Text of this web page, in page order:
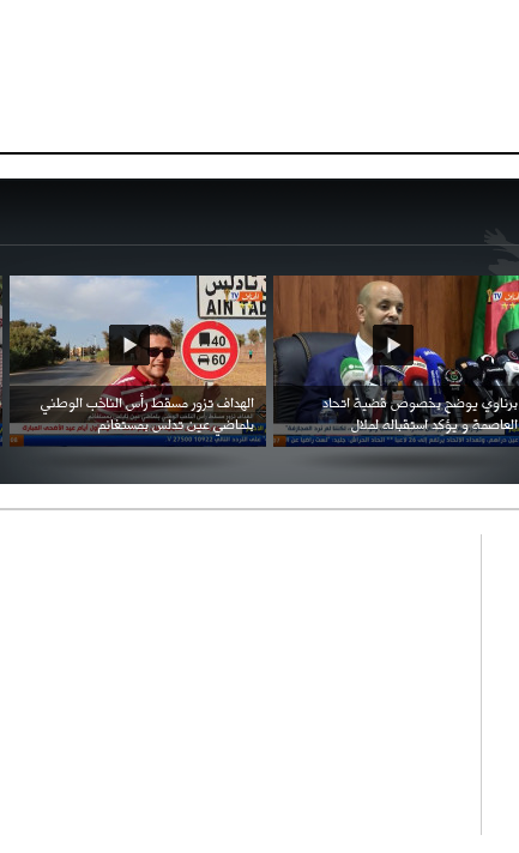
بن زيمة ... كرم كروي قابله لإنتقام عرقي .
احتفال السفارة السعودية في الجزائر بالعيد
الوطني للمملكة